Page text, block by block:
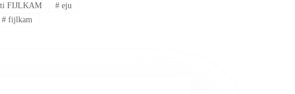
FIJLKAM # eju
# fijlkam